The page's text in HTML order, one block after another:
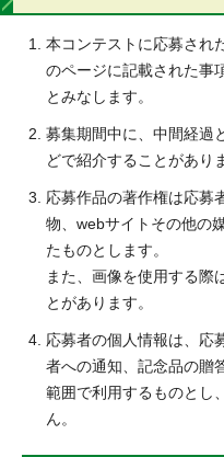
本コンテストに応募され
のページに記載された事
とみなします。
募集期間中に、中間経過
どで紹介することがあり
応募作品の著作権は応募
物、webサイトその他の
たものとします。
また、画像を使用する際
とがあります。
応募者の個人情報は、応
者への通知、記念品の贈
範囲で利用するものとし
ん。